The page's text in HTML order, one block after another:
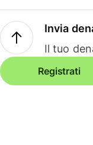
Invia
Il tuo
Registrati